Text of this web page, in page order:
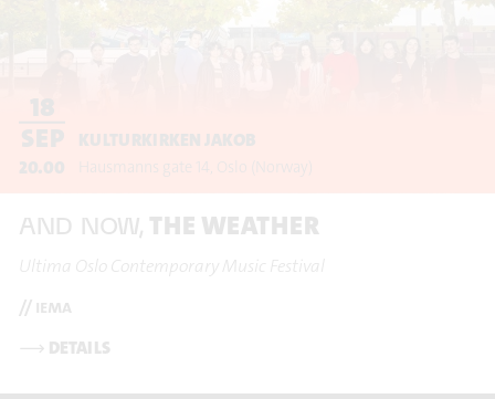
18
SEP
20.00
KULTURKIRKEN JAKOB
Hausmanns gate 14 (Norway)
AND NOW, THE WEATHER
Ultima Oslo Contemporary Music Festival
// iema
⟶ DETAILS